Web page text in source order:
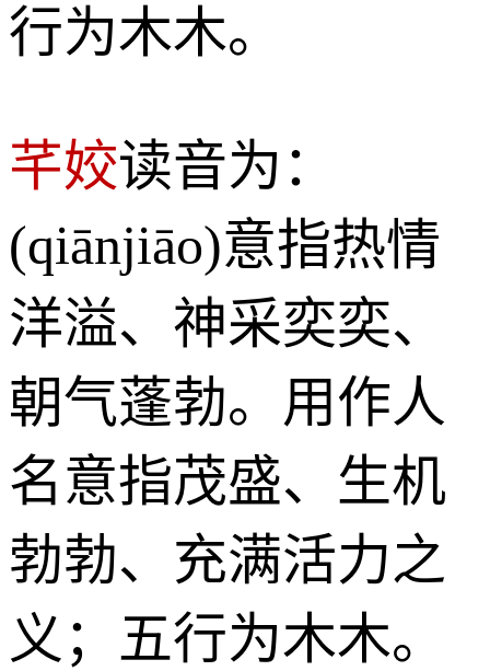
行为木木。
芊姣读音为：
(qiānjiāo)意指热情
洋溢、神采奕奕、
朝气蓬勃。用作人
名意指茂盛、生机
勃勃、充满活力之
义；五行为木木。